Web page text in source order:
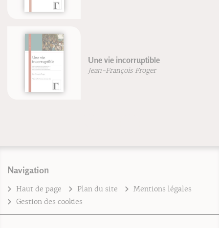
Une vie incorruptible
Jean-François Froger
Navigation
Haut de page Plan du site
Mentions légales
Gestion des cookies